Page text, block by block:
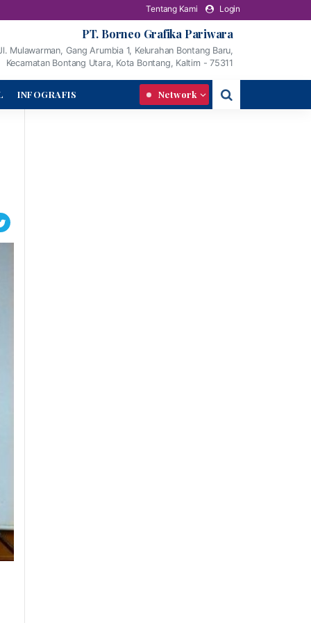
Tentang Kami Login
PT. Borneo Grafika Pariwara
Mulawarman, Gang Arumbia 1, Kelurahan Bontang Baru,
Kecamatan Bontang Utara, Kota Bontang, Kaltim - 75311
INFOGRAFIS Network